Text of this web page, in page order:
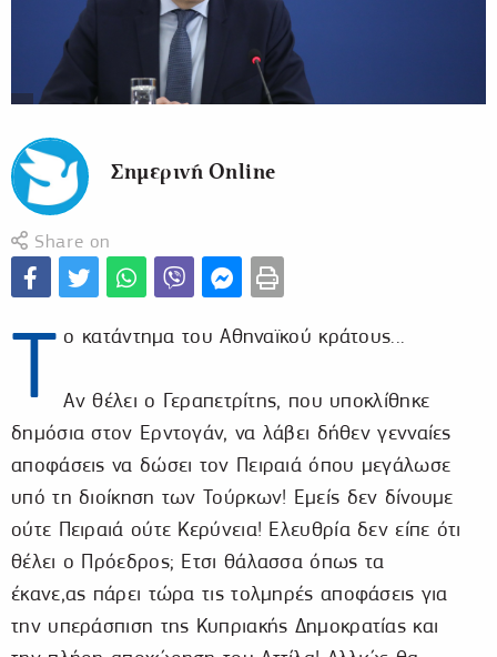
Σημερινή Online
Share on
Τ ο κατάντημα του Αθηναϊκού κράτους...
Αν θέλει ο Γεραπετρίτης, που υποκλίθηκε
δημόσια στον Ερντογάν, να λάβει δήθεν γενναίες
αποφάσεις να δώσει τον Πειραιά όπου μεγάλωσε
υπό τη διοίκηση των Τούρκων! Εμείς δεν δίνουμε
ούτε Πειραιά ούτε Κερύνεια! Ελευθρία δεν είπε ότι
θέλει ο Πρόεδρος; Ετσι θάλασσα όπως τα
έκανε,ας πάρει τώρα τις τολμηρές αποφάσεις για
την υπεράσπιση της Κυπριακής Δημοκρατίας και